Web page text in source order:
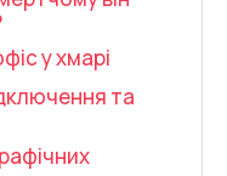
у хмарі
та